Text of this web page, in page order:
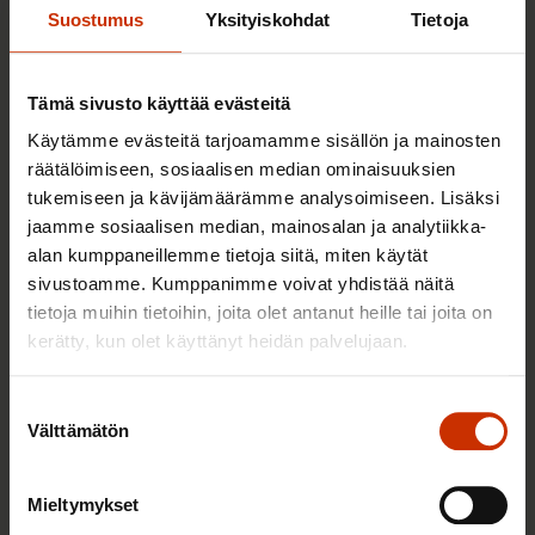
Suostumus Yksityiskohdat Tietoja
Tämä sivusto käyttää evästeitä
Käytämme evästeitä tarjoamamme sisällön ja mainosten
räätälöimiseen, sosiaalisen median ominaisuuksien
tukemiseen ja kävijämäärämme analysoimiseen. Lisäksi
jaamme sosiaalisen median, mainosalan ja analytiikka-
alan kumppaneillemme tietoja siitä, miten käytät
sivustoamme. Kumppanimme voivat yhdistää näitä
tietoja muihin tietoihin, joita olet antanut heille tai joita on
kerätty, kun olet käyttänyt heidän palvelujaan.
valinta
Välttämätön
Mieltymykset
Ymmärrettävä
Saavuttamaton sisältö ja sen puutteet: Sivustolla
esiintyy muutamia pdf-tiedostoja. Pdf-
tiedostoilta puuttuu kieliattribuutti.
Saavutettavuusvaatimukset jotka eivät täyty:
3.1.1 Sivun kieli
Huomasitko
puutteen korjaamiseksi! Ota meihin yhteyttä